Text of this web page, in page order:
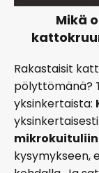
Mikä
Rakastaisit
pölyttömänä?
yksinkertaista:
yksinkertaisesti
kysymykseen,